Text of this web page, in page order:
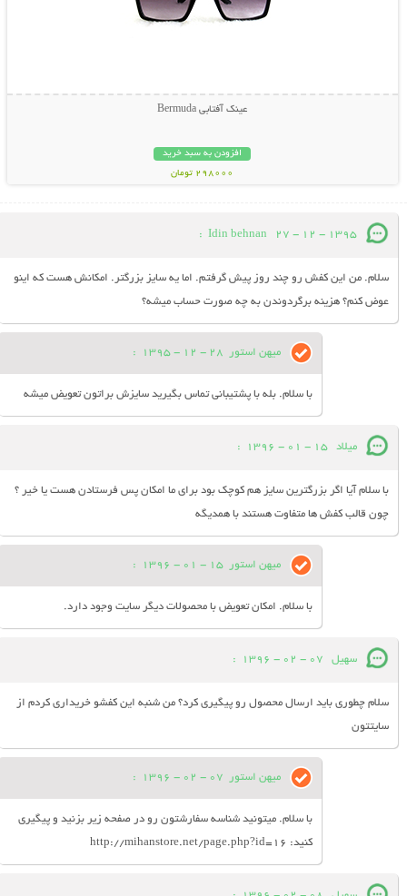
عینک آفتابی Bermuda
افزودن به سبد خرید
298000 تومان
Idin behnan 27 - 12 - 1395
:
سلام. من این کفش رو چند روز پیش گرفتم. اما یه سایز بزرگتر. امکانش هست که اینو
عوض کنم؟ هزینه برگردوندن به چه صورت حساب میشه؟
میهن استور 28 - 12 - 1395
:
با سلام. بله با پشتیبانی تماس بگیرید سایزش براتون تعویض میشه
میلاد 15 - 01 - 1396
:
با سلام آیا اگر بزرگترین سایز هم کوچک بود برای ما امکان پس فرستادن هست یا خیر ؟
چون قالب کفش ها متفاوت هستند با همدیگه
میهن استور 15 - 01 - 1396
:
با سلام. امکان تعویض با محصولات دیگر سایت وجود دارد.
سهیل 07 - 02 - 1396
:
سلام چطوری باید ارسال محصول رو پیگیری کرد؟ من شنبه این کفشو خریداری کردم از
سایتتون
میهن استور 07 - 02 - 1396
:
با سلام. میتونید شناسه سفارشتون رو در صفحه زیر بزنید و پیگیری
کنید: http://mihanstore.net/page.php?id=16